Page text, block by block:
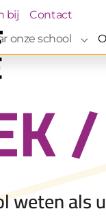
bij
Contact
for "Over onze
onze school
weten als